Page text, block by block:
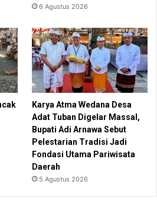
6 Agustus 2026
Karya Atma Wedana Desa
Adat Tuban Digelar Massal,
Bupati Adi Arnawa Sebut
Pelestarian Tradisi Jadi
Fondasi Utama Pariwisata
Daerah
5 Agustus 2026